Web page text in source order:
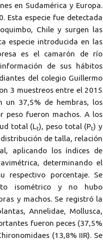
en Sudamérica y Europa.
Esta especie fue detectada
Chile y surgen las
especie introducida en las
es el camarón de río
de sus hábitos
del colegio Guillermo
3 muestreos entre el 2015
un 37,5% de hembras, los
peso fueron machos. A los
total (Lt), peso total (Pt) y
de talla, relación
aplicando los índices de
determinando el
respectivo porcentaje. Se
isométrico y no hubo
y machos. Se registró la
Annelidae, Mollusca,
fueron peces (37,5%
(13,8% IIR). Se